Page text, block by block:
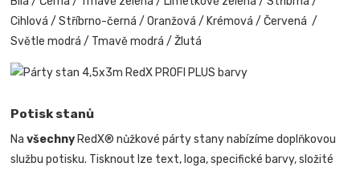
Cihlová / Stříbrno-černá / Oranžová / Krémová / Červená /
Světle modrá / Tmavě modrá / Žlutá
Potisk stanů
Navšechny RedX® nůžkové párty stany nabízíme doplňkovou
službu potisku. Tisknout lze text, loga, specifické barvy, složité